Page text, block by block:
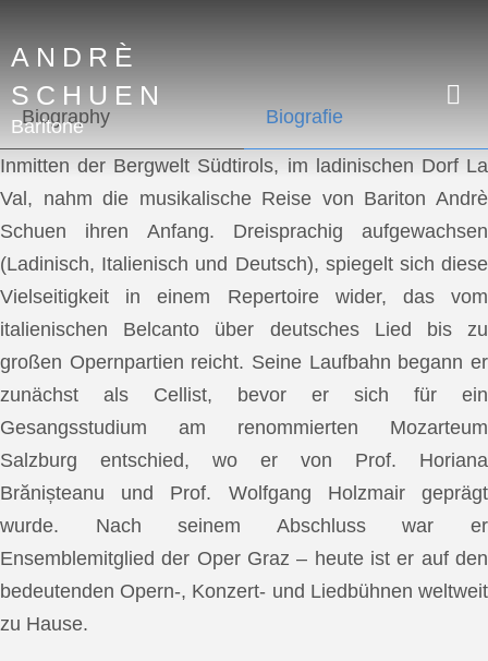
ANDRÈ
SCHUEN
Baritone
Biography Biografie
Inmitten der Bergwelt Südtirols, im ladinischen Dorf La
Val, nahm die musikalische Reise von Bariton Andrè
Schuen ihren Anfang. Dreisprachig aufgewachsen
(Ladinisch, Italienisch und Deutsch), spiegelt sich diese
Vielseitigkeit in einem Repertoire wider, das vom
italienischen Belcanto über deutsches Lied bis zu
großen Opernpartien reicht. Seine Laufbahn begann er
zunächst als Cellist, bevor er sich für ein
Gesangsstudium am renommierten Mozarteum
Salzburg entschied, wo er von Prof. Horiana
Brănișteanu und Prof. Wolfgang Holzmair geprägt
wurde. Nach seinem Abschluss war er
Ensemblemitglied der Oper Graz – heute ist er auf den
bedeutenden Opern-, Konzert- und Liedbühnen weltweit
zu Hause.